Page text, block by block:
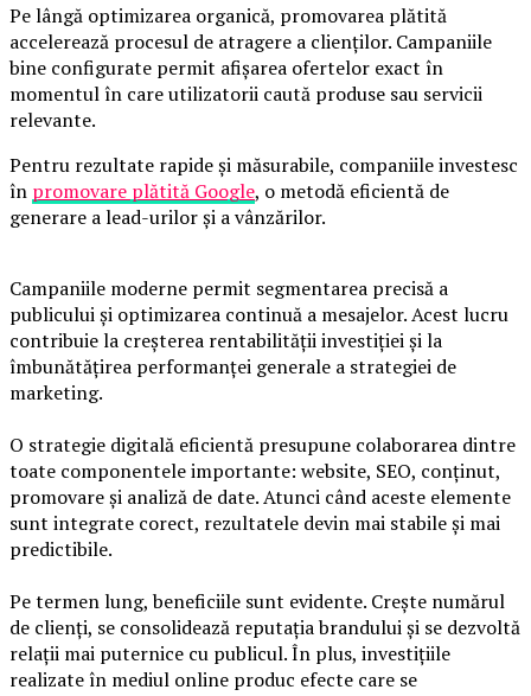
Pe lângă optimizarea organică, promovarea plătită
accelerează procesul de atragere a clienților. Campaniile
bine configurate permit afișarea ofertelor exact în
momentul în care utilizatorii caută produse sau servicii
relevante.
Pentru rezultate rapide și măsurabile, companiile investesc
în promovare plătită Google, o metodă eficientă de
generare a lead-urilor și a vânzărilor.
Campaniile moderne permit segmentarea precisă a
publicului și optimizarea continuă a mesajelor. Acest lucru
contribuie la creșterea rentabilității investiției și la
îmbunătățirea performanței generale a strategiei de
marketing.
O strategie digitală eficientă presupune colaborarea dintre
toate componentele importante: website, SEO, conținut,
promovare și analiză de date. Atunci când aceste elemente
sunt integrate corect, rezultatele devin mai stabile și mai
predictibile.
Pe termen lung, beneficiile sunt evidente. Crește numărul
de clienți, se consolidează reputația brandului și se dezvoltă
relații mai puternice cu publicul. În plus, investițiile
realizate în mediul online produc efecte care se